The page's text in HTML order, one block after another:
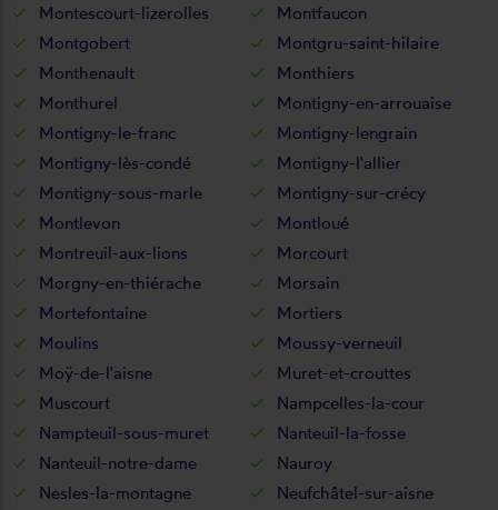
Montescourt-lizerolles
Montfaucon
Montgobert
Montgru-saint-hilaire
Monthenault
Monthiers
Monthurel
Montigny-en-arrouaise
Montigny-le-franc
Montigny-lengrain
Montigny-lès-condé
Montigny-l'allier
Montigny-sous-marle
Montigny-sur-crécy
Montlevon
Montloué
Montreuil-aux-lions
Morcourt
Morgny-en-thiérache
Morsain
Mortefontaine
Mortiers
Moulins
Moussy-verneuil
Moÿ-de-l'aisne
Muret-et-crouttes
Muscourt
Nampcelles-la-cour
Nampteuil-sous-muret
Nanteuil-la-fosse
Nanteuil-notre-dame
Nauroy
Nesles-la-montagne
Neufchâtel-sur-aisne